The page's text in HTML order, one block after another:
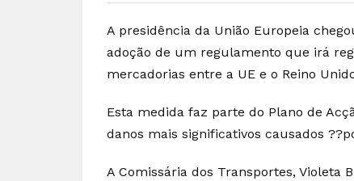
A presidência da União Europeia
adoção de um regulamento que irá
mercadorias entre a UE e o Reino
Esta medida faz parte do Plano de
danos mais significativos causados
A Comissária dos Transportes, Violeta